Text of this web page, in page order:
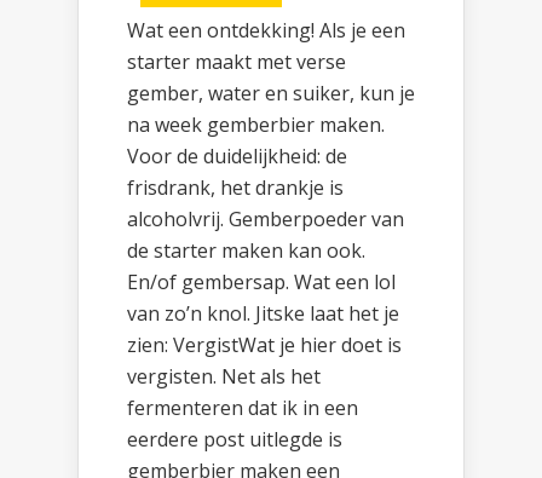
Wat een ontdekking! Als je een
starter maakt met verse
gember, water en suiker, kun je
na week gemberbier maken.
Voor de duidelijkheid: de
frisdrank, het drankje is
alcoholvrij. Gemberpoeder van
de starter maken kan ook.
En/of gembersap. Wat een lol
van zo’n knol. Jitske laat het je
zien: VergistWat je hier doet is
vergisten. Net als het
fermenteren dat ik in een
eerdere post uitlegde is
gemberbier maken een